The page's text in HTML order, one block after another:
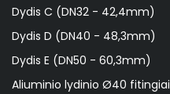
Dydis C (DN32 - 42,4mm)
Dydis D (DN40 - 48,3mm)
Dydis E (DN50 - 60,3mm)
Aliuminio lydinio Ø40 fitingiai